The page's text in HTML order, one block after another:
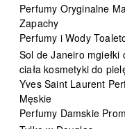
Perfumy Oryginalne
Zapachy
Perfumy i Wody
Sol de Janeiro mgiełki
ciała kosmetyki do
Yves Saint Laurent
Męskie
Perfumy Damskie